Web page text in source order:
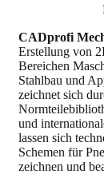
CADprofi
Erstellung von
Bereichen
Stahlbau und
zeichnet sich
und
lassen sich
Schemen für
zeichnen und